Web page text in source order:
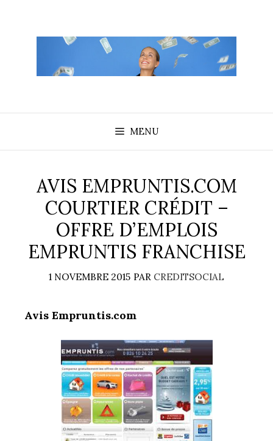
contenu
MENU
AVIS EMPRUNTIS.COM
COURTIER CRÉDIT –
OFFRE D’EMPLOIS
EMPRUNTIS FRANCHISE
1 NOVEMBRE 2015 PAR CREDITSOCIAL
Avis Empruntis.com